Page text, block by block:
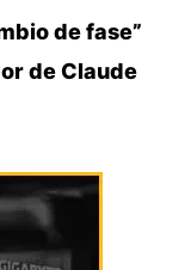
de fase”
de Claude